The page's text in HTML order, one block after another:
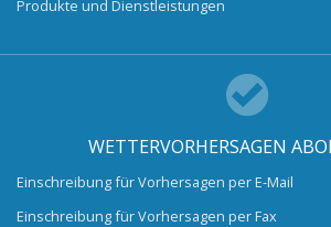
Produkte und Dienstleistungen
WETTERVORHERSAGEN
Einschreibung für Vorhersagen per E-Mail
Einschreibung für Vorhersagen per Fax